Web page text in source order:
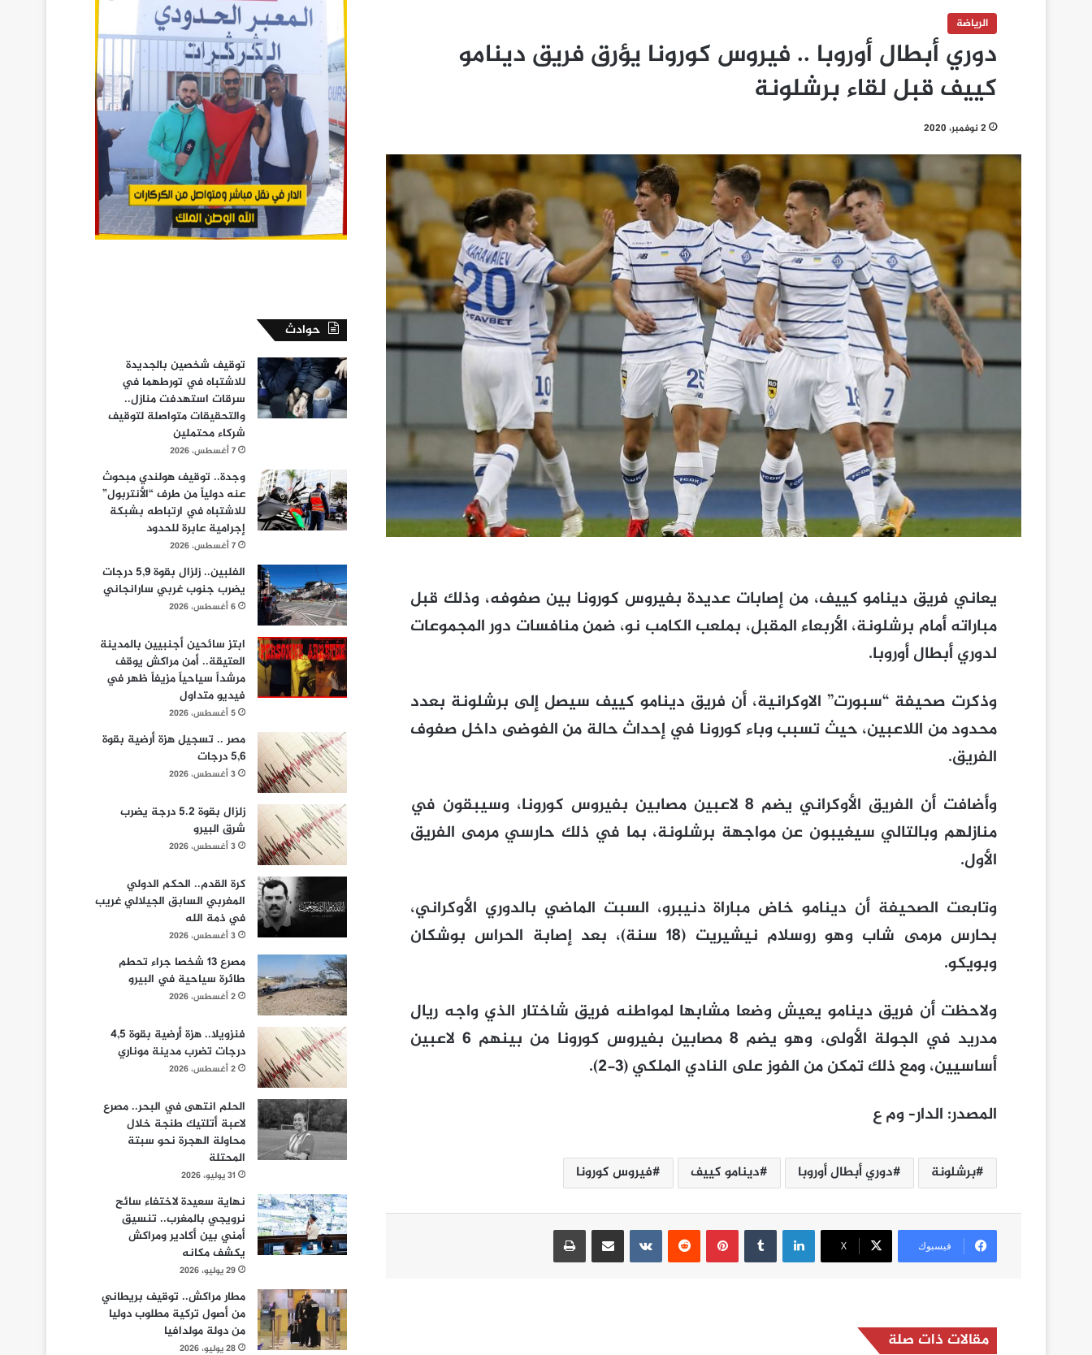
الرياضة
دوري أبطال أوروبا .. فيروس كورونا يؤرق فريق دينامو
كييف قبل لقاء برشلونة
2 نوفمبر، 2020
يعاني فريق دينامو كييف، من إصابات عديدة بفيروس كورونا بين صفوفه، وذلك قبل
مباراته أمام برشلونة، الأربعاء المقبل، بملعب الكامب نو، ضمن منافسات دور المجموعات
لدوري أبطال أوروبا.
وذكرت صحيفة “سبورت” الاوكرانية، أن فريق دينامو كييف سيصل إلى برشلونة بعدد
محدود من اللاعبين، حيث تسبب وباء كورونا في إحداث حالة من الفوضى داخل صفوف
الفريق.
وأضافت أن الفريق الأوكراني يضم 8 لاعبين مصابين بفيروس كورونا، وسيبقون في
منازلهم وبالتالي سيغيبون عن مواجهة برشلونة، بما في ذلك حارسي مرمى الفريق
الأول.
وتابعت الصحيفة أن دينامو خاض مباراة دنيبرو، السبت الماضي بالدوري الأوكراني،
بحارس مرمى شاب وهو روسلام نيشيريت (18 سنة)، بعد إصابة الحراس بوشكان
وبويكو.
ولاحظت أن فريق دينامو يعيش وضعا مشابها لمواطنه فريق شاختار الذي واجه ريال
مدريد في الجولة الأولى، وهو يضم 8 مصابين بفيروس كورونا من بينهم 6 لاعبين
أساسيين، ومع ذلك تمكن من الفوز على النادي الملكي (3-2).
المصدر: الدار–وم ع
برشلونة دوري أبطال أوروبا دينامو كييف فيروس كورونا
فيسبوك ‫X
لينكدإن بينتيريست مشاركة عبر البريد طباعة
مقالات ذات صلة
حوادث
توقيف شخصين بالجديدة
للاشتباه في تورطهما في
سرقات استهدفت منازل..
والتحقيقات متواصلة لتوقيف
شركاء محتملين
7 أغسطس، 2026
وجدة.. توقيف هولندي مبحوث
عنه دولياً من طرف “الأنتربول”
للاشتباه في ارتباطه بشبكة
إجرامية عابرة للحدود
7 أغسطس، 2026
الفلبين.. زلزال بقوة 5,9 درجات
يضرب جنوب غربي سارانجاني
6 أغسطس، 2026
ابتز سائحين أجنبيين بالمدينة
العتيقة.. أمن مراكش يوقف
مرشداً سياحياً مزيفاً ظهر في
فيديو متداول
5 أغسطس، 2026
مصر .. تسجيل هزة أرضية بقوة
5,6 درجات
3 أغسطس، 2026
زلزال بقوة 5.2 درجة يضرب
شرق البيرو
3 أغسطس، 2026
كرة القدم.. الحكم الدولي
المغربي السابق الجيلالي غريب
في ذمة الله
3 أغسطس، 2026
مصرع 13 شخصا جراء تحطم
طائرة سياحية في البيرو
2 أغسطس، 2026
فنزويلا.. هزة أرضية بقوة 4,5
درجات تضرب مدينة موناري
2 أغسطس، 2026
الحلم انتهى في البحر.. مصرع
لاعبة أتلتيك طنجة خلال
محاولة الهجرة نحو سبتة
المحتلة
31 يوليو، 2026
نهاية سعيدة لاختفاء سائح
نرويجي بالمغرب.. تنسيق
أمني بين أكادير ومراكش
يكشف مكانه
29 يوليو، 2026
مطار مراكش.. توقيف بريطاني
من أصول تركية مطلوب دوليا
من دولة مولدافيا
28 يوليو، 2026